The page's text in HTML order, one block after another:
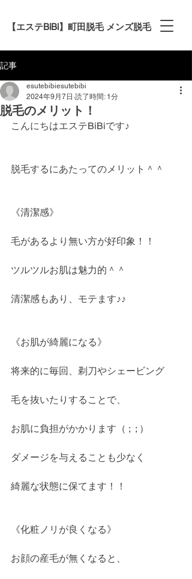
【エステBiBi】町田脱毛 メンズ脱毛
記事
脱毛のメリット！
esutebibiesutebibi
2024年9月7日 読了時間: 1分
こんにちはエステBiBiです♪
脱毛するにあたってのメリット＾＾
《清潔感》
毛があるより無い方が好印象！！
ツルツルお肌は魅力的＾＾
清潔感もあり、モテます♪♪
《お肌が綺麗になる》
将来的に毎回、剃刀やシェービング
毛を抜いたりすることで、
お肌に負担がかかります（ ;  ; ）
ダメージを与えることも少なく
綺麗な状態に保てます！！
《化粧ノリが良くなる》
お顔の産毛が無くなると、